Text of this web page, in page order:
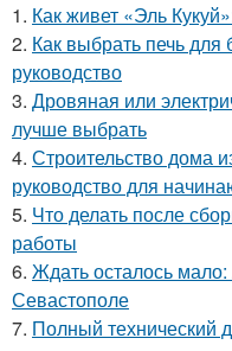
1. Как живет «Эль
2. Как выбрать печь
руководство
3. Дровяная или
лучше выбрать
4. Строительство дома
руководство для
5. Что делать после
работы
6. Ждать осталось
Севастополе
7. Полный технический